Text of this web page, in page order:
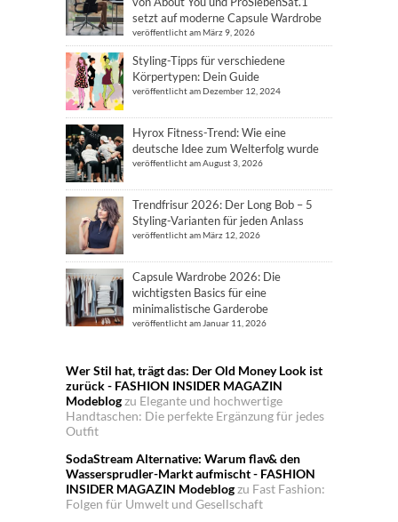
setzt auf moderne Capsule Wardrobe
veröffentlicht am März 9, 2026
Styling-Tipps für verschiedene
Körpertypen: Dein Guide
veröffentlicht am Dezember 12, 2024
Hyrox Fitness-Trend: Wie eine
deutsche Idee zum Welterfolg wurde
veröffentlicht am August 3, 2026
Trendfrisur 2026: Der Long Bob – 5
Styling-Varianten für jeden Anlass
veröffentlicht am März 12, 2026
Capsule Wardrobe 2026: Die
wichtigsten Basics für eine
minimalistische Garderobe
veröffentlicht am Januar 11, 2026
Wer Stil hat, trägt das: Der Old Money Look ist
zurück - FASHION INSIDER MAGAZIN
Modeblogzu Elegante und hochwertige
Handtaschen: Die perfekte Ergänzung für jedes
Outfit
SodaStream Alternative: Warum flav& den
Wassersprudler-Markt aufmischt - FASHION
INSIDER MAGAZIN Modeblogzu Fast Fashion:
Folgen für Umwelt und Gesellschaft